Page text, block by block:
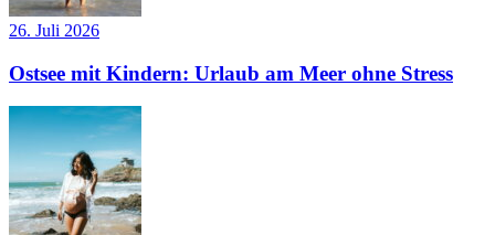
26. Juli 2026
Ostsee mit Kindern: Urlaub am Meer ohne Stress